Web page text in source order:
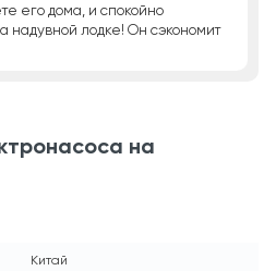
его дома, и спокойно
надувной лодке! Он сэкономит
на
Китай